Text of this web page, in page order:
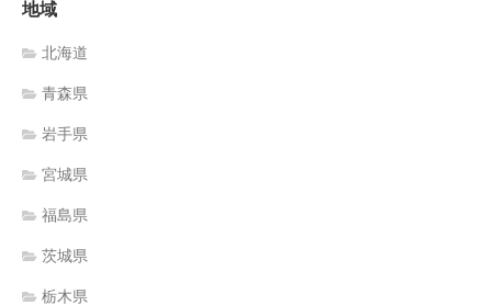
地域
北海道
青森県
岩手県
宮城県
福島県
茨城県
栃木県